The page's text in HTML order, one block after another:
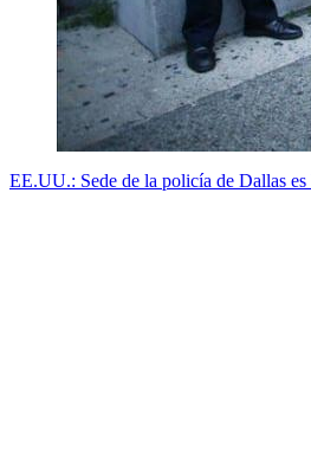
EE.UU.: Sede de la policía de Dallas es